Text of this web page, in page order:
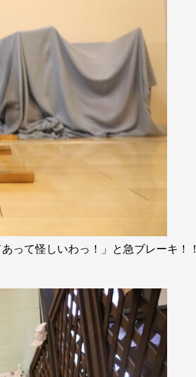
って怪しいわっ！」と急ブレーキ！！